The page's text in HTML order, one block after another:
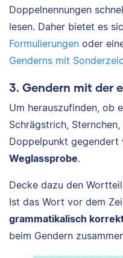
Doppelnennungen
lesen. Daher bietet es
Formulierungen oder
Genderns mit
3. Gendern mit der
Um herauszufinden, ob
Schrägstrich,
Doppelpunkt gegendert
Weglassprobe.
Decke dazu den
Ist das Wort vor dem
grammatikalisch
beim Gendern